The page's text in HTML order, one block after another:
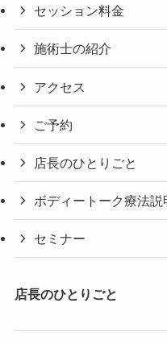
セッション料金
施術士の紹介
アクセス
ご予約
店長のひとりごと
ボディートーク療法
セミナー
店長のひとりごと